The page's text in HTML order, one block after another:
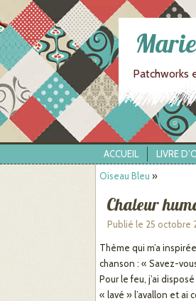
Patchworks
ACCUEIL
LIVRE
Oiseau Bleu »
Chaleur
Publié le 25 octobre
Thème qui m’a
chanson : « Savez-
Pour le feu, j’ai
« lavé » l’avallon et ai